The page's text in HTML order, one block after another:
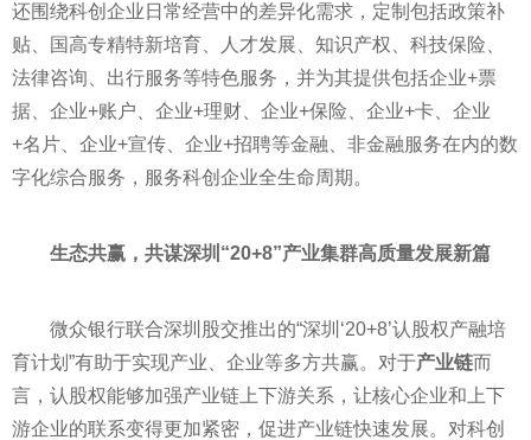
还围绕科创企业日常经营中的差异化需求，定制包括政策补
贴、国高专精特新培育、人才发展、知识产权、科技保险、
法律咨询、出行服务等特色服务，并为其提供包括企业+票
据、企业+账户、企业+理财 、企业+保险、企业+卡、企业
+名片、企业+宣传、企业+招聘等金融 、非金融服务在内的数
字化综合服务，服务科创企业全生命周期。
生态共赢，共谋深圳“20+8”产业集群高质量发展新篇
微众银行联合深圳股交推出的“深圳‘20+8’认股权产融培
育计划”有助于实现产业、企业等多方共赢。对于产业链而
言，认股权能够加强产业链上下游关系，让核心企业和上下
游企业的联系变得更加紧密，促进产业链快速发展。对科创